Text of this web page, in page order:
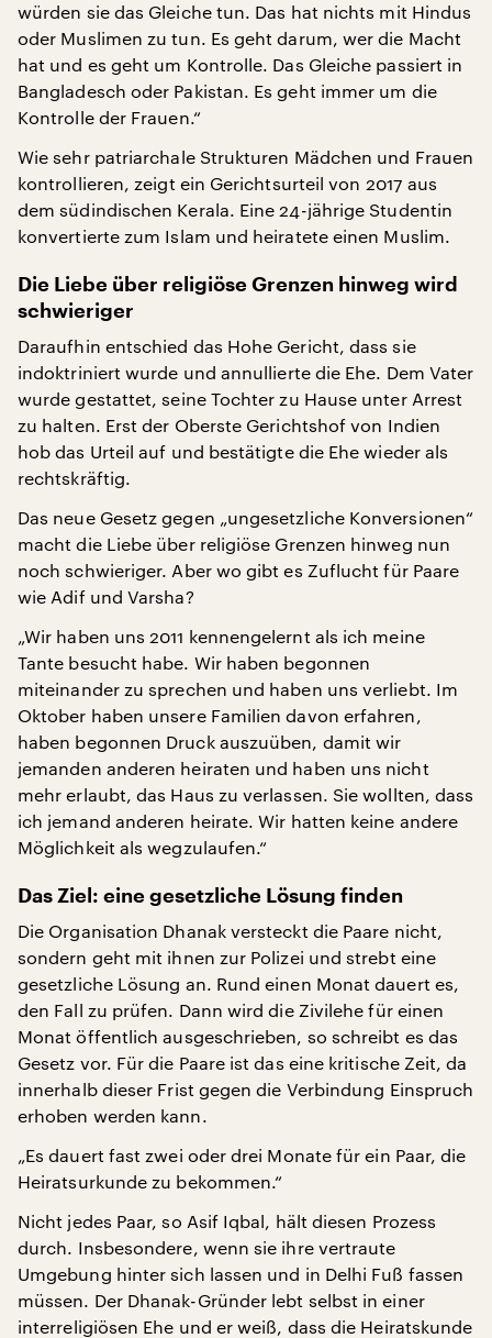
würden sie das Gleiche tun. Das hat nichts mit Hindus
oder Muslimen zu tun. Es geht darum, wer die Macht
hat und es geht um Kontrolle. Das Gleiche passiert in
Bangladesch oder Pakistan. Es geht immer um die
Kontrolle der Frauen.“
Wie sehr patriarchale Strukturen Mädchen und Frauen
kontrollieren, zeigt ein Gerichtsurteil von 2017 aus
dem südindischen Kerala. Eine 24-jährige Studentin
konvertierte zum Islam und heiratete einen Muslim.
Die Liebe über religiöse Grenzen hinweg wird
schwieriger
Daraufhin entschied das Hohe Gericht, dass sie
indoktriniert wurde und annullierte die Ehe. Dem Vater
wurde gestattet, seine Tochter zu Hause unter Arrest
zu halten. Erst der Oberste Gerichtshof von Indien
hob das Urteil auf und bestätigte die Ehe wieder als
rechtskräftig.
Das neue Gesetz gegen „ungesetzliche Konversionen“
macht die Liebe über religiöse Grenzen hinweg nun
noch schwieriger. Aber wo gibt es Zuflucht für Paare
wie Adif und Varsha?
„Wir haben uns 2011 kennengelernt als ich meine
Tante besucht habe. Wir haben begonnen
miteinander zu sprechen und haben uns verliebt. Im
Oktober haben unsere Familien davon erfahren,
haben begonnen Druck auszuüben, damit wir
jemanden anderen heiraten und haben uns nicht
mehr erlaubt, das Haus zu verlassen. Sie wollten, dass
ich jemand anderen heirate. Wir hatten keine andere
Möglichkeit als wegzulaufen.“
Das Ziel: eine gesetzliche Lösung finden
Die Organisation Dhanak versteckt die Paare nicht,
sondern geht mit ihnen zur Polizei und strebt eine
gesetzliche Lösung an. Rund einen Monat dauert es,
den Fall zu prüfen. Dann wird die Zivilehe für einen
Monat öffentlich ausgeschrieben, so schreibt es das
Gesetz vor. Für die Paare ist das eine kritische Zeit, da
innerhalb dieser Frist gegen die Verbindung Einspruch
erhoben werden kann.
„Es dauert fast zwei oder drei Monate für ein Paar, die
Heiratsurkunde zu bekommen.“
Nicht jedes Paar, so Asif Iqbal, hält diesen Prozess
durch. Insbesondere, wenn sie ihre vertraute
Umgebung hinter sich lassen und in Delhi Fuß fassen
müssen. Der Dhanak-Gründer lebt selbst in einer
interreligiösen Ehe und er weiß, dass die Heiratskunde